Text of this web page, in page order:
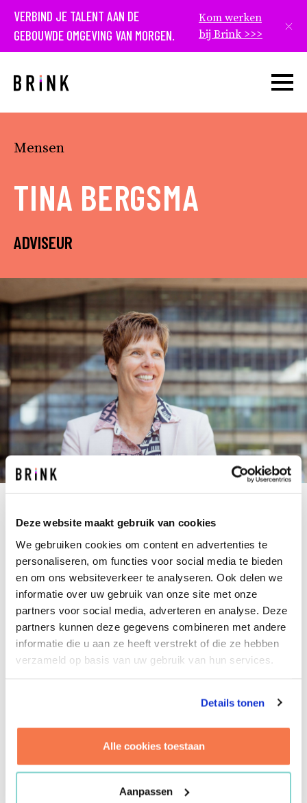
Deze website maakt gebruik van cookies
We gebruiken cookies om content en advertenties te
personaliseren, om functies voor social media te bieden
en om ons websiteverkeer te analyseren. Ook delen we
informatie over uw gebruik van onze site met onze
partners voor social media, adverteren en analyse. Deze
partners kunnen deze gegevens combineren met andere
informatie die u aan ze heeft verstrekt of die ze hebben
verzameld op basis van uw gebruik van hun services.
Details tonen
Alle cookies toestaan
Aanpassen
VERBIND JE TALENT AAN DE
GEBOUWDE OMGEVING VAN MORGEN.
Kom werken
bij Brink >>>
Open
Mensen
TINA BERGSMA
ADVISEUR
T.BERGSMA@BRINK.NL +31 10 237 00 00
Bij Tina draait alles om overzicht. Ze beschikt
over een helikopterview. Dat is niet zo gek voor
iemand die jaren in de luchtvaart werkte. Bij
Brink zet ze dit in bij vraagstukken op het gebied
van organisatieontwikkeling. Door te focussen op
betrokkenheid en samenwerking zorgt ze ervoor
dat de realisatie van organisatiedoelstellingen
behulpzaam en mensgericht. Ze verricht
er graag op uit voor actieve en sportieve
vakanties. The sky is the limit.